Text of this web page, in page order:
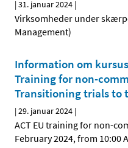
|31. januar 2024 |
Virksomheder under
Management)
Information om
Training for non-
Transitioning trials to
|29. januar 2024 |
ACT EU training for non-
February 2024, from 10:00